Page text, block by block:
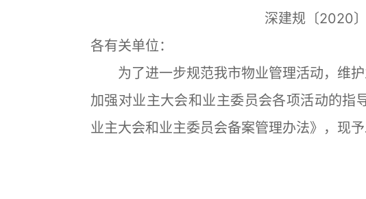
深建规〔2020
各有关单位：
为了进一步规范我市物业管理活动，维护
加强对业主大会和业主委员会各项活动的指
业主大会和业主委员会备案管理办法》，现予